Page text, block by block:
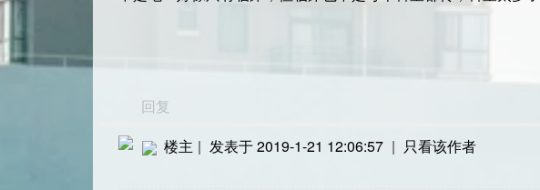
回复
楼主 | 发表于 2019-1-21 12:06:57 | 只看该作者